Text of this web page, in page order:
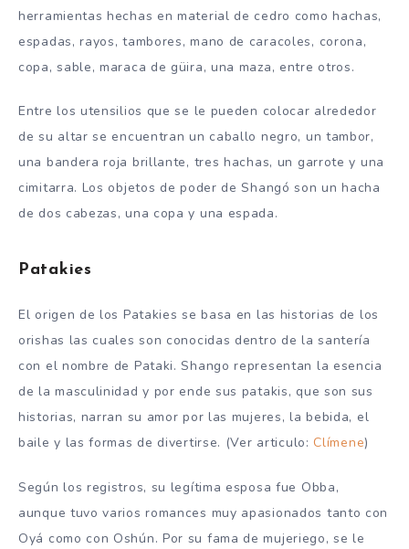
herramientas hechas en material de cedro como hachas,
espadas, rayos, tambores, mano de caracoles, corona,
copa, sable, maraca de güira, una maza, entre otros.
Entre los utensilios que se le pueden colocar alrededor
de su altar se encuentran un caballo negro, un tambor,
una bandera roja brillante, tres hachas, un garrote y una
cimitarra. Los objetos de poder de Shangó son un hacha
de dos cabezas, una copa y una espada.
Patakies
El origen de los Patakies se basa en las historias de los
orishas las cuales son conocidas dentro de la santería
con el nombre de Pataki. Shango representan la esencia
de la masculinidad y por ende sus patakis, que son sus
historias, narran su amor por las mujeres, la bebida, el
baile y las formas de divertirse. (Ver articulo: Clímene)
Según los registros, su legítima esposa fue Obba,
aunque tuvo varios romances muy apasionados tanto con
Oyá como con Oshún. Por su fama de mujeriego, se le